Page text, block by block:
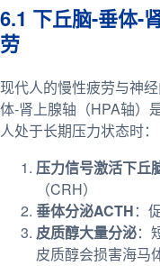
6.1 下丘脑-垂体-
劳
现代人的慢性疲劳与神
体-肾上腺轴（HPA轴）
人处于长期压力状态时：
压力信号激活下丘
（CRH）
垂体分泌ACTH：
皮质醇大量分泌：
皮质醇会损害海马